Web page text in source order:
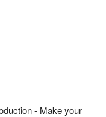
- Make your